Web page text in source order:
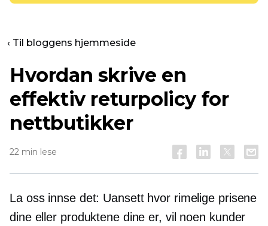
‹ Til bloggens hjemmeside
Hvordan skrive en
effektiv returpolicy for
nettbutikker
22 min lese
La oss innse det: Uansett hvor rimelige prisene
dine eller produktene dine er, vil noen kunder